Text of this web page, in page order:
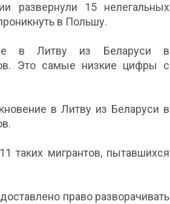
развернули 15 нелегальных
в Польшу.
в Литву из Беларуси в
Это самые низкие цифры с
в Литву из Беларуси в
таких мигрантов, пытавшихся
право разворачивать